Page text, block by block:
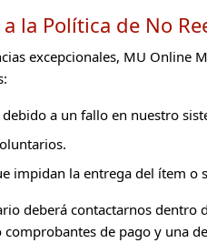
la Política de No
excepcionales, MU Online
a un fallo en nuestro
impidan la entrega del ítem o
deberá contactarnos
de pago y una